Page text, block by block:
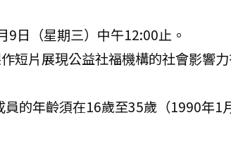
（星期三）中午12:00止。
片展現公益社福機構的社會影響力
的年齡須在16歲至35歲（1990年1